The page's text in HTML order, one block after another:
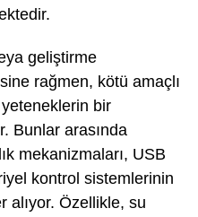
geliştirme
rağmen, kötü amaçlı
bir
Bunlar arasında
mekanizmaları, USB
kontrol sistemlerinin
alıyor. Özellikle, su